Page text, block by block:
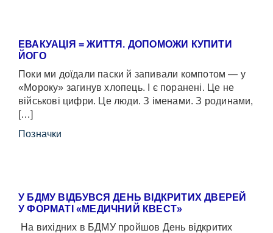
ЕВАКУАЦІЯ = ЖИТТЯ. ДОПОМОЖИ КУПИТИ
ЙОГО
Поки ми доїдали паски й запивали компотом — у
«Мороку» загинув хлопець. І є поранені. Це не
військові цифри. Це люди. З іменами. З родинами,
[…]
Позначки
У БДМУ ВІДБУВСЯ ДЕНЬ ВІДКРИТИХ ДВЕРЕЙ
У ФОРМАТІ «МЕДИЧНИЙ КВЕСТ»
На вихідних в БДМУ пройшов День відкритих